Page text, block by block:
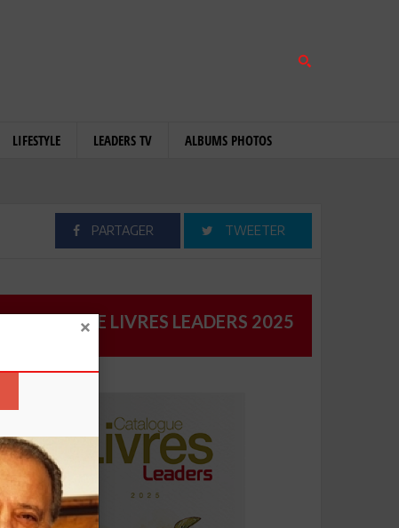
LIFESTYLE LEADERS TV ALBUMS PHOTOS
PARTAGER TWEETER
CATALOGUE LIVRES LEADERS 2025